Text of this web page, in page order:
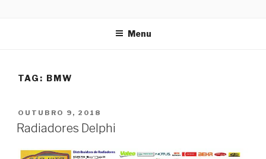
Menu
TAG: BMW
PUBLICADO
EM
OUTUBRO 9, 2018
Radiadores Delphi